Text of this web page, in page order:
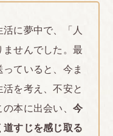
に夢中で、「人
せんでした。最
ていると、今ま
を考え、不安と
の本に出会い、今
すじを感じ取る